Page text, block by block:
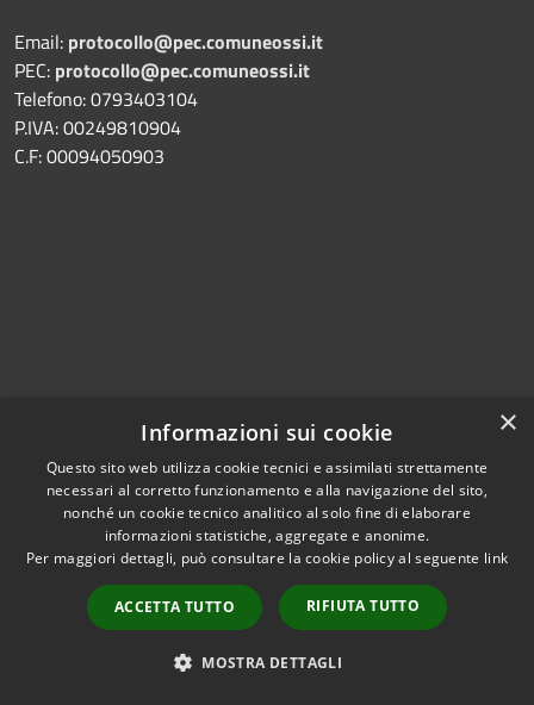
Email: protocollo@pec.comuneossi.it
PEC: protocollo@pec.comuneossi.it
Telefono: 0793403104
P.IVA: 00249810904
C.F: 00094050903
Prenotazione appuntamento
Segnalazione disservizio
Leggi le FAQ
Richiesta assistenza
×
Informazioni sui cookie
Questo sito web utilizza cookie tecnici e assimilati strettamente
necessari al corretto funzionamento e alla navigazione del sito,
nonché un cookie tecnico analitico al solo fine di elaborare
informazioni statistiche, aggregate e anonime.
Per maggiori dettagli, può consultare la cookie policy al seguente link
ACCETTA TUTTO RIFIUTA TUTTO
MOSTRA DETTAGLI